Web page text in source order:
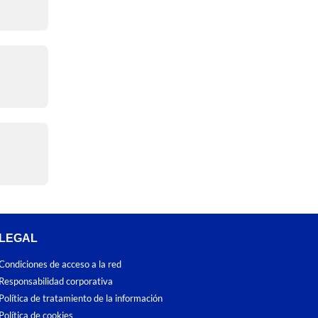
LEGAL
de acceso a la red
Responsabilidad corporativa
Política de tratamiento de la información
Política de cookies